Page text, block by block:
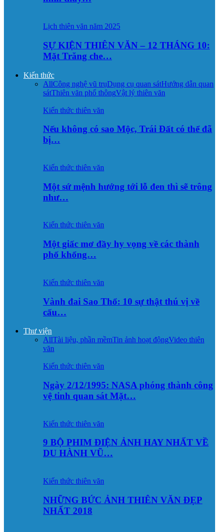
Lịch thiên văn năm 2025
SỰ KIỆN THIÊN VĂN – 12 THÁNG 10:
Mặt Trăng che…
Kiến thức
AllCông nghệ vũ trụDụng cụ quan sátHướng dẫn quan
sátThiên văn phổ thôngVật lý thiên văn
Kiến thức thiên văn
Nếu không có sao Mộc, Trái Đất có thể đã
bị…
Kiến thức thiên văn
Một sứ mệnh hướng tới lỗ đen thì sẽ trông
như…
Kiến thức thiên văn
Một giấc mơ đầy hy vọng về các thành
phố khổng…
Kiến thức thiên văn
Vành đai Sao Thổ: 10 sự thật thú vị về
cấu…
Thư viện
AllTài liệu, phần mềmTin ảnh hoạt độngVideo thiên
văn
Kiến thức thiên văn
Ngày 2/12/1995: NASA phóng thành công
vệ tinh quan sát Mặt…
Kiến thức thiên văn
9 BỘ PHIM ĐIỆN ẢNH HAY NHẤT VỀ
DU HÀNH VŨ…
Kiến thức thiên văn
NHỮNG BỨC ẢNH THIÊN VĂN ĐẸP
NHẤT 2018